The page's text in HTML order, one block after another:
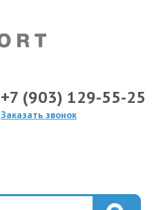
+7 (903) 129-55-25
Заказать звонок